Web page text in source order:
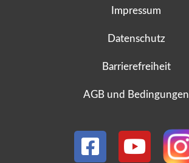
Impressum
Datenschutz
Barrierefreiheit
AGB und Bedingungen